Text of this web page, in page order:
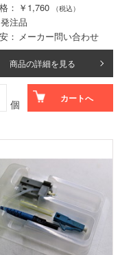
￥1,760 （税込）
発注品
メーカー問い合わせ
商品の詳細を見る
個 カートへ